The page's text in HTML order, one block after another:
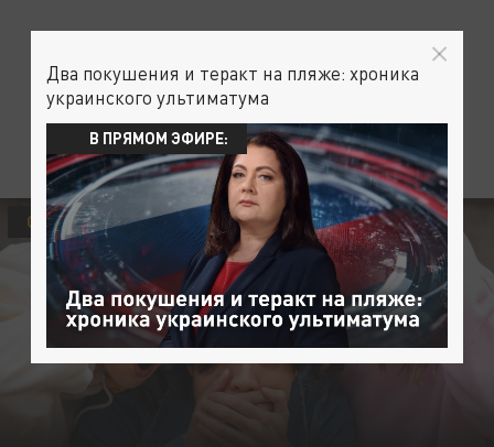
ОБЩЕСТВО
Два покушения и теракт на пляже: хроника
украинского ультиматума
В ПРЯМОМ ЭФИРЕ: